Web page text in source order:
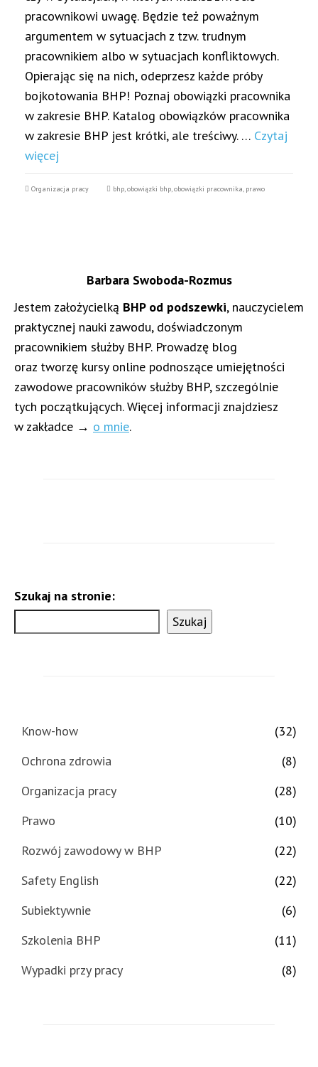
pracownikowi uwagę. Będzie też poważnym
argumentem w sytuacjach z tzw. trudnym
pracownikiem albo w sytuacjach konfliktowych.
Opierając się na nich, odeprzesz każde próby
bojkotowania BHP! Poznaj obowiązki pracownika
w zakresie BHP. Katalog obowiązków pracownika
w zakresie BHP jest krótki, ale treściwy. … Czytaj
więcej
Organizacja pracy bhp,obowiązki bhp,obowiązki pracownika, prawo
Barbara Swoboda-Rozmus
Jestem założycielką BHP od podszewki, nauczycielem
praktycznej nauki zawodu, doświadczonym
pracownikiem służby BHP. Prowadzę blog
oraz tworzę kursy online podnoszące umiejętności
zawodowe pracowników służby BHP, szczególnie
tych początkujących. Więcej informacji znajdziesz
w zakładce → o mnie.
Szukaj na stronie:
Szukaj
Know-how
(32)
Ochrona zdrowia
(8)
Organizacja pracy
(28)
Prawo
(10)
Rozwój zawodowy w BHP
(22)
Safety English
(22)
Subiektywnie
(6)
Szkolenia BHP
(11)
Wypadki przy pracy
(8)